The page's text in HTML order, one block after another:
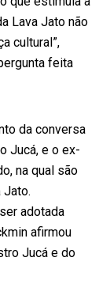
Lava Jato não
cultural”,
feita
da conversa
Jucá, e o ex-
na qual são
Jato.
adotada
afirmou
Jucá e do